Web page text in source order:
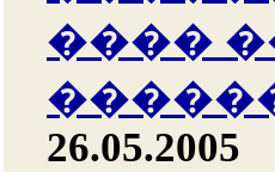
����
26.05.2005